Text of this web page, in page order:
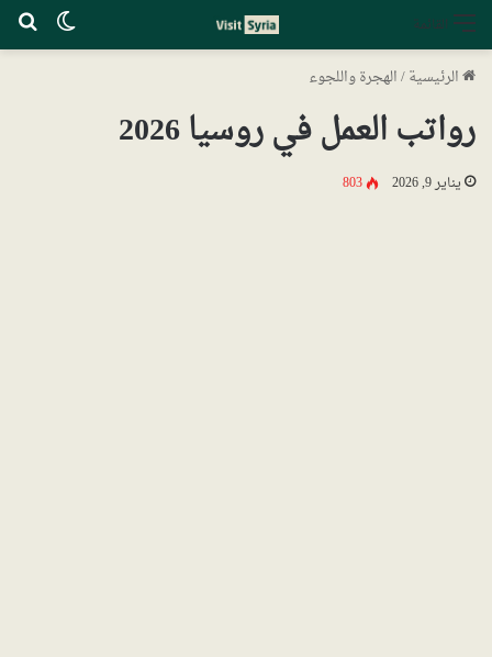
القائمة
الرئيسية/الهجرة واللجوء
رواتب العمل في روسيا 2026
يناير 9, 2026 803